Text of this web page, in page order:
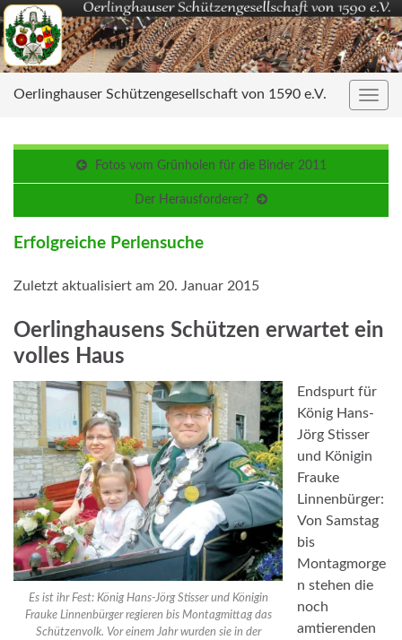
Oerlinghauser Schützengesellschaft von 1590 e.V.
Fotos vom Grünholen für die Binder 2011
Der Herausforderer?
Erfolgreiche Perlensuche
Zuletzt aktualisiert am 20. Januar 2015
Oerlinghausens Schützen erwartet ein
volles Haus
Es ist ihr Fest: König Hans-Jörg Stisser und Königin
Frauke Linnenbürger regieren bis Montagmittag das
Schützenvolk. Vor einem Jahr wurden sie in der
Endspurt für
König Hans-
Jörg Stisser
und Königin
Frauke
Linnenbürger:
Von Samstag
bis
Montagmorge
n stehen die
noch
amtierenden